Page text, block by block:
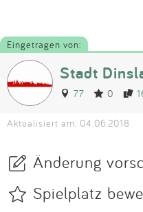
Eingetragen von:
Stadt
77 0
Aktualisiert am: 04.06.2018
Änderung
Spielplatz